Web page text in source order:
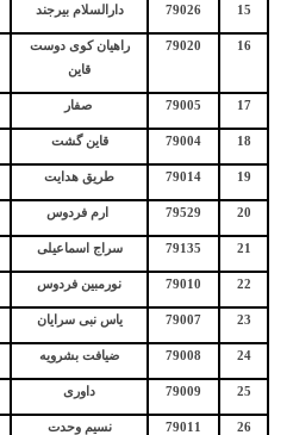
15
79026 دارالسلام بیرجند
16
79020
راهیان کوی دوست
قاین
17
79005 صفار
18
79004 قاین گشت
19
79014 طریق هدایت
20
79529 ارم فردوس
21
79135 سراج اسماعیلی
22
79010 نورمبین فردوس
23
79007 یاس نبی سرایان
24
79008 ضیافت بشرویه
25
79009 داوری
26
79011 نسیم وحدت